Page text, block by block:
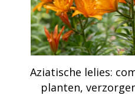
Aziatische lelies:
planten,